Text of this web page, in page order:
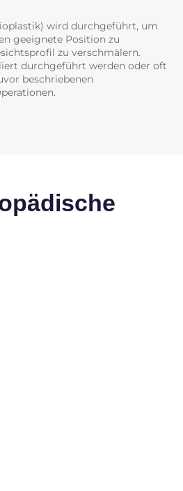
wird durchgeführt, um
geeignete Position zu
zu verschmälern.
durchgeführt werden oder oft
beschriebenen